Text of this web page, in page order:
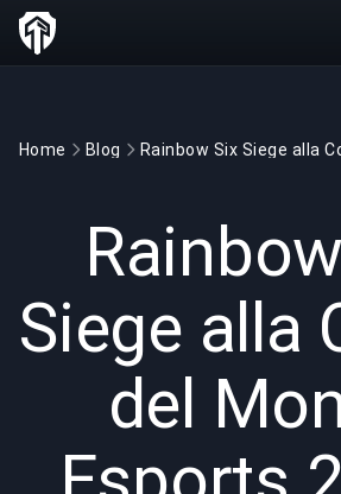
Home Blog
Siege alla
del